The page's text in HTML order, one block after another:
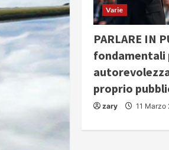
Varie
PARLARE IN
fondamentali
proprio
zary 11 Marzo